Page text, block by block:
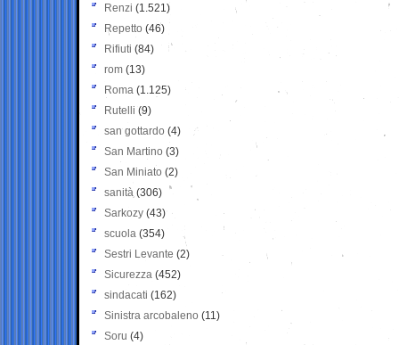
Renzi (1.521)
Repetto (46)
Rifiuti (84)
rom (13)
Roma (1.125)
Rutelli (9)
san gottardo (4)
San Martino (3)
San Miniato (2)
sanità (306)
Sarkozy (43)
scuola (354)
Sestri Levante (2)
Sicurezza (452)
sindacati (162)
Sinistra arcobaleno (11)
Soru (4)